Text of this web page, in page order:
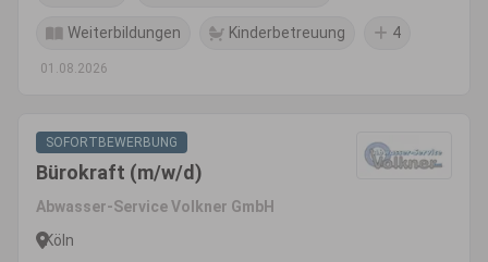
Weiterbildungen Kinderbetreuung 4
01.08.2026
SOFORTBEWERBUNG
Bürokraft (m/w/d)
Abwasser-Service Volkner GmbH
Köln